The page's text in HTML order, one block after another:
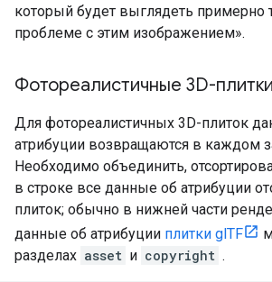
который будет выглядеть примерно
проблеме с этим изображением».
Фотореалистичные 3D-плитки
Для фотореалистичных 3D-плиток
атрибуции возвращаются в каждом
Необходимо объединить,
в строке все данные об атрибуции
плиток; обычно в нижней части
данные об атрибуции плитки glTF
разделах asset и copyright .